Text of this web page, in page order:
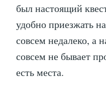
был настоящий
удобно
совсем недалеко, а
совсем не бывает
есть места.